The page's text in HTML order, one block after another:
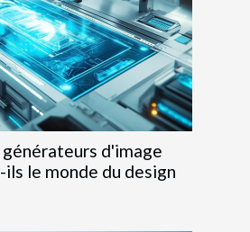
d'image
le monde du design